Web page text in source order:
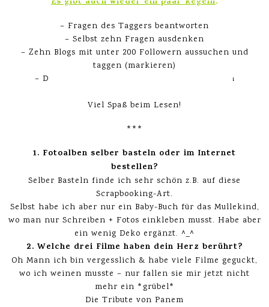
– Fragen des Taggers beantworten
– Selbst zehn Fragen ausdenken
– Zehn Blogs mit unter 200 Followern aussuchen und
taggen (markieren)
– Den ausgewählten Bloggern davon berichten
Viel Spaß beim Lesen!
***
1. Fotoalben selber basteln oder im Internet
bestellen?
Selber Basteln finde ich sehr schön z.B. auf diese
Scrapbooking-Art.
Selbst habe ich aber nur ein Baby-Buch für das Mullekind,
wo man nur Schreiben + Fotos einkleben musst. Habe aber
ein wenig Deko ergänzt. ^_^
2. Welche drei Filme haben dein Herz berührt?
Oh Mann ich bin vergesslich & habe viele Filme geguckt,
wo ich weinen musste – nur fallen sie mir jetzt nicht
mehr ein *grübel*
Die Tribute von Panem